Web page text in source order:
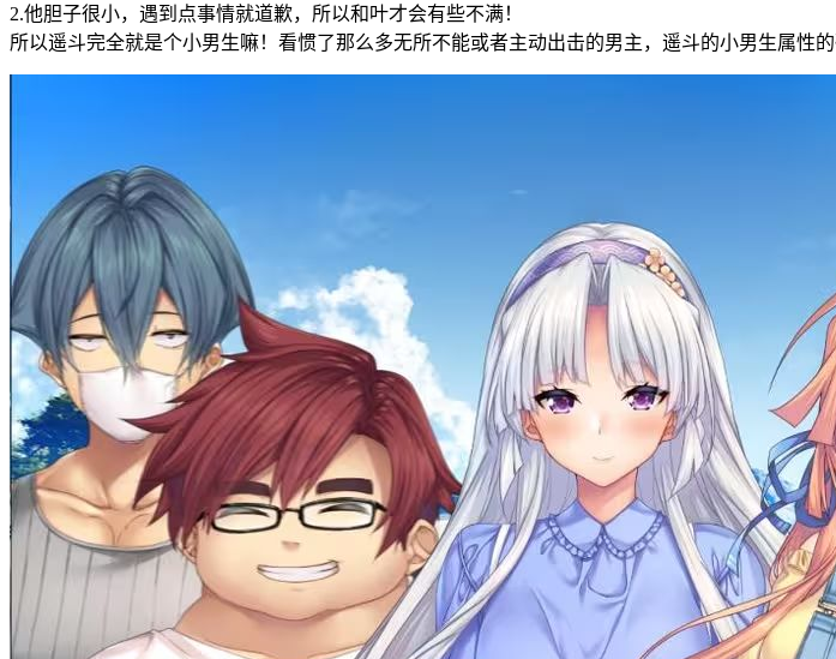
2.他胆子很小，遇到点事情就道歉，所以和叶才会有些不满！
所以遥斗完全就是个小男生嘛！看惯了那么多无所不能或者主动出击的男主，遥斗的小男生属性